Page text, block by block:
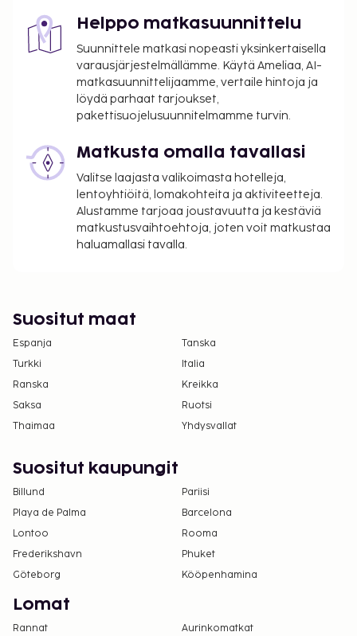
saattavat muuttua.
Kaikki maksut voidaan maksaa käteisettömillä
maksutavoilla.
Helppo matkasuunnittelu
Suunnittele matkasi nopeasti yksinkertaisella
varausjärjestelmällämme. Käytä Ameliaa, AI-
matkasuunnittelijaamme, vertaile hintoja ja
löydä parhaat tarjoukset,
pakettisuojelusuunnitelmamme turvin.
Matkusta omalla tavallasi
Valitse laajasta valikoimasta hotelleja,
lentoyhtiöitä, lomakohteita ja aktiviteetteja.
Alustamme tarjoaa joustavuutta ja kestäviä
matkustusvaihtoehtoja, joten voit matkustaa
haluamallasi tavalla.
Suositut maat
Espanja
Tanska
Turkki
Italia
Ranska
Kreikka
Saksa
Ruotsi
Thaimaa
Yhdysvallat
Suositut kaupungit
Billund
Pariisi
Playa de Palma
Barcelona
Lontoo
Rooma
Frederikshavn
Phuket
Göteborg
Kööpenhamina
Lomat
Rannat
Aurinkomatkat